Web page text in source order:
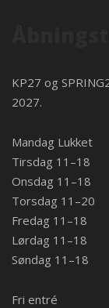
KP27 og
2027.
Mandag Lukket
Tirsdag 11–18
Onsdag 11–18
Torsdag 11–20
Fredag 11–18
Lørdag 11–18
Søndag 11–18
Fri entré